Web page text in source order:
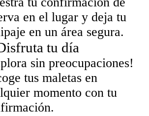
en el lugar y deja tu
en un área segura.
tu día
sin preocupaciones!
tus maletas en
momento con tu